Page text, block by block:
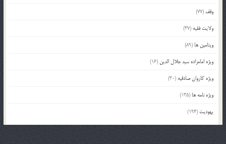
وقف (77)
ولایت فقیه (37)
ویتامین ها (89)
ویژه امامزاده سید جلال الدین (16)
ویژه کاروان صادقیه (30)
ویژه نامه ها (135)
یهودیت (194)